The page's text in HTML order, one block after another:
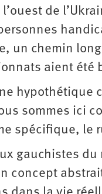
de
un chemin
aient été
hypothétique
sommes ici
spécifique, le
gauchistes
concept